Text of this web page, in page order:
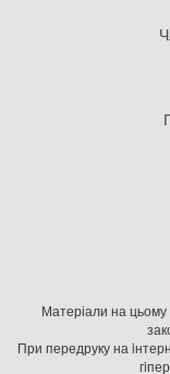
Матеріали на цьому
При передруку на